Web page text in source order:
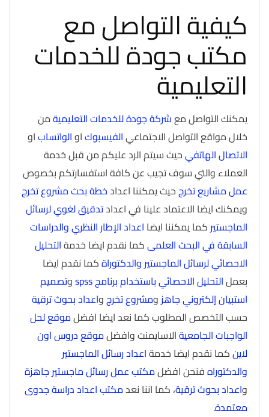
كيفية التواصل مع
مكتب جودة للخدمات
التعليمية
يمكنك التواصل معشركة جودة للخدمات التعليميةمن
خلال مواقع التواصل الاجتماعيالفيسبوكاوالواتساباو
الاتصال الهاتفيحيث سيتم الرد عليكم من قبل خدمة
العملاء والتي سوف تجيب عن كافة استفسارتكم بخصوص
عمل مشاريع تخرجحيث يمكننا اعدادخطة بحث مشروع تخرج
ويمكنك ايضا الاعتماد علينا في اعدادتدقيق لغوي لرسائل
الماجستير كما يمكننا ايضا اعداد الإطار النظري والدراسات
السابقة في البحث العلمىكما نقدم ايضا خدمةالتحليل
الاحصائي لرسائل الماجستير والدكتوراةكما نقدم ايضا
بعملالتحليل الاحصائي باستخدام برنامج spss وتصميم
استبيان إلكتروني جاهز ومشروع تخرجواعداد بحوث ترقية
حسب التخصص المطلوب كما نعد ايضا افضلموقع لحل
الواجبات الجامعيةالاسايمنت وافضلموقع دروس اون
لاينكما نقدم ايضا خدمةاعداد رسائل الماجستير
والدكتوراهفنحن افضلمكتب عمل رسائل ماجستير جاهزة
واعداد بحوث ترقية، كما اننا نعدمكتب اعداد دراسة جدوى
معتمدة.